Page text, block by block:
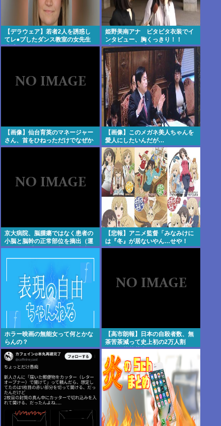
【デラウェア】若者2人を誘惑し
てレ●プしたダンス教室の女先生
逮捕
姫野美南アナ ピタピタ衣装でイ
ンタビュー、胸くっきり！！
【GIF動画あり】
【画像】仙台育英のマネージャー
さん、首をひねっただけでなぜか
ウインクしたことにされてしまう
【画像】このメガネ美人ちゃんを
愛人にしたいんだが…
京大病院、脳腫瘍ではなく患者の
小脳と脳幹の正常部位を摘出（運
動と自発呼吸を司る部位） 患者は
生き地獄に
【悲報】アニメ監督「みなみけに
は『冬』が居ないやん…せや！
『冬』の末っ子をアニメオリジナ
ホラー映画の無能女って何とかな
らんの？
【高市朗報】日本の自殺者数、無
茶苦茶減って史上初の2万人割
れ。無茶苦茶生きやすい国になっ
てる件www